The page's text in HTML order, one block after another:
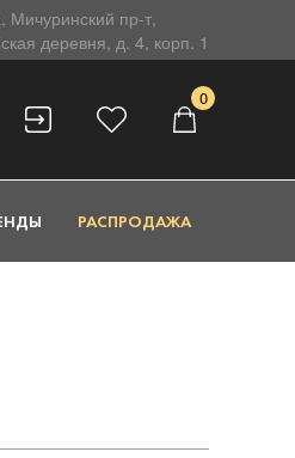
Мичуринский пр-т,
деревня, д. 4, корп. 1
0
РАСПРОДАЖА